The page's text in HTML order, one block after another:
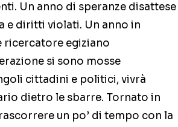
Un anno di speranze disattese
e diritti violati. Un anno in
ricercatore egiziano
si sono mosse
cittadini e politici, vivrà
dietro le sbarre. Tornato in
un po’ di tempo con la